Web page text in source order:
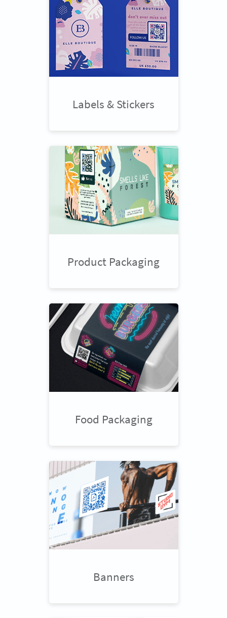
Labels & Stickers
Product Packaging
Food Packaging
Banners